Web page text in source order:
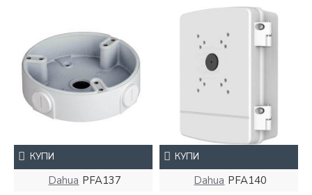
Dahua PFA137
КУПИ
Dahua PFA140
КУПИ